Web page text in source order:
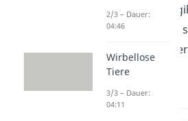
Welche Tierarten
wie unterscheiden
erfährst du in
Video!
2/3 – Dauer:
04:46
Wirbellose
Tiere
3/3 – Dauer:
04:11